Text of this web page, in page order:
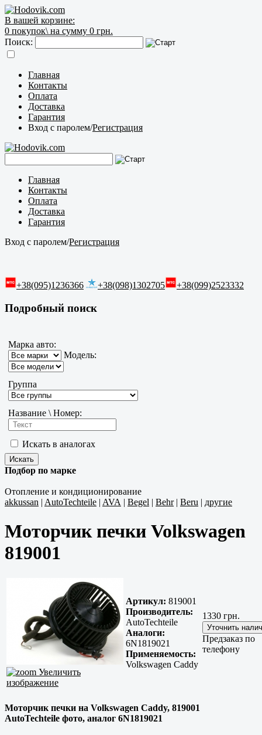
В вашей корзине:
0 покупок\ на сумму 0 грн.
Поиск:
Главная
Контакты
Оплата
Доставка
Гарантия
Вход с паролем/Регистрация
Главная
Контакты
Оплата
Доставка
Гарантия
Вход с паролем/Регистрация
+38(095)1236366 +38(098)1302705 +38(099)2523332
Подробный поиск
Марка авто:
Модель:
Группа
Название \ Номер:
Искать в аналогах
Подбор по марке
Отопление и кондиционирование
akkussan | AutoTechteile | AVA | Begel | Behr| Beru | другие
Моторчик печки Volkswagen
819001
Увеличить
изображение
Артикул: 819001
Производитель:
AutoTechteile
Аналоги:
6N1819021
Применяемость:
Volkswagen Caddy
1330 грн.
Предзаказ по
телефону
Моторчик печки на Volkswagen Caddy, 819001
AutoTechteile фото, аналог 6N1819021